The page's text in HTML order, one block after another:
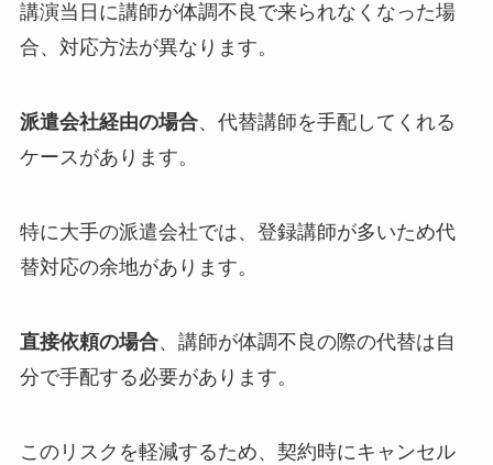
講演当日に講師が体調不良で来られなくなった場
合、対応方法が異なります。
派遣会社経由の場合、代替講師を手配してくれる
ケースがあります。
特に大手の派遣会社では、登録講師が多いため代
替対応の余地があります。
直接依頼の場合、講師が体調不良の際の代替は自
分で手配する必要があります。
このリスクを軽減するため、契約時にキャンセル